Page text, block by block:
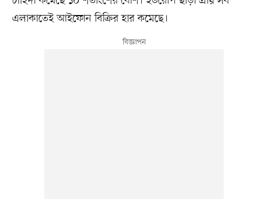
এলাকাতেই আইফোন বিক্রির হার কমেছে।